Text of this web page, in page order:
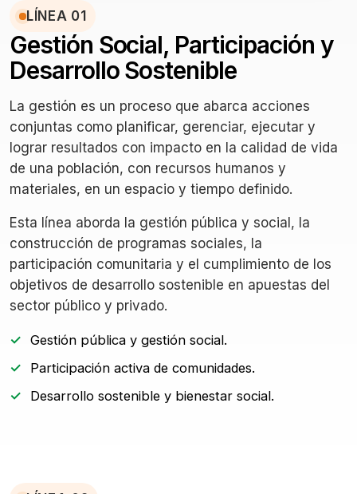
LÍNEA 01
Gestión Social, Participación y
Desarrollo Sostenible
La gestión es un proceso que abarca acciones
conjuntas como planificar, gerenciar, ejecutar y
lograr resultados con impacto en la calidad de vida
de una población, con recursos humanos y
materiales, en un espacio y tiempo definido.
Esta línea aborda la gestión pública y social, la
construcción de programas sociales, la
participación comunitaria y el cumplimiento de los
objetivos de desarrollo sostenible en apuestas del
sector público y privado.
Gestión pública y gestión social.
Participación activa de comunidades.
Desarrollo sostenible y bienestar social.